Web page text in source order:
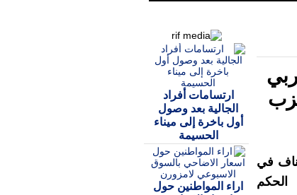
في
ارتسامات أفراد
الجالية بعد وصول
أول باخرة إلى ميناء
الحسيمة
اراء المواطنين حول